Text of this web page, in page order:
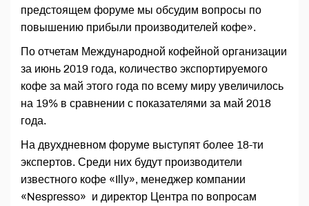
предстоящем форуме мы обсудим вопросы по
повышению прибыли производителей кофе».
По отчетам Международной кофейной организации
за июнь 2019 года, количество экспортируемого
кофе за май этого года по всему миру увеличилось
на 19% в сравнении с показателями за май 2018
года.
На двухдневном форуме выступят более 18-ти
экспертов. Среди них будут производители
известного кофе «Illy», менеджер компании
«Nespresso» и директор Центра по вопросам